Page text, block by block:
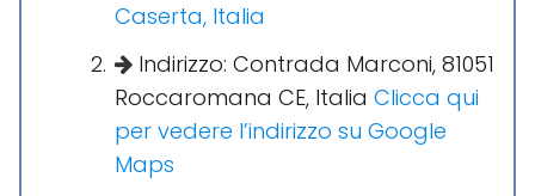
Caserta, Italia
Indirizzo: Contrada Marconi, 81051
Roccaromana CE, Italia Clicca qui
per vedere l’indirizzo su Google
Maps